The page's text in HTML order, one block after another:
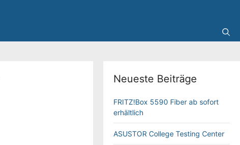
Neueste Beiträge
FRITZ!Box 5590 Fiber ab sofort
erhältlich
ASUSTOR College Testing Center